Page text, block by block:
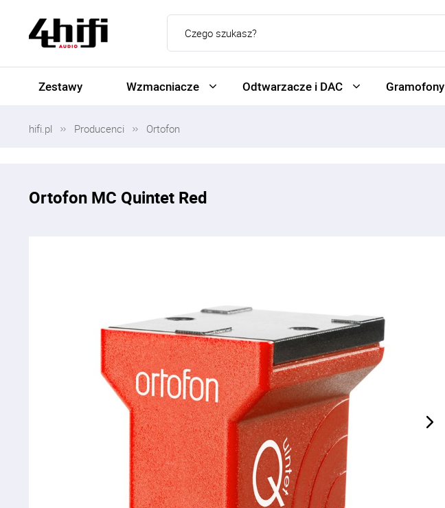
Zestawy Wzmacniacze Odtwarzacze i DAC Gramofony
hifi.pl Producenci Ortofon
Ortofon MC Quintet Red